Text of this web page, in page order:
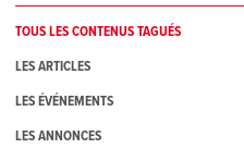
TOUS LES CONTENUS TAGUÉS
LES ARTICLES
LES ÉVÉNEMENTS
LES ANNONCES